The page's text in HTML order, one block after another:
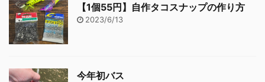
【1個55円】自作タコスナップの作り方
2023/6/13
今年初バス